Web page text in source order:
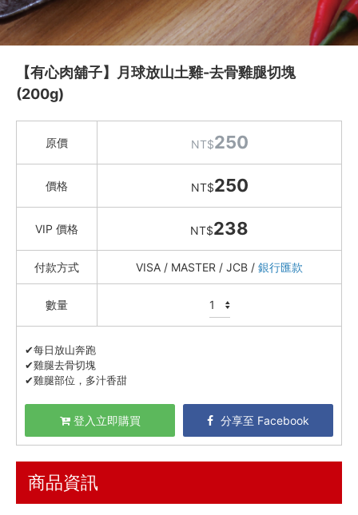
久原本家 茅乃舎
冬鄉小廚
Green&Safe 火鍋高湯 / 火鍋料
湯品鍋物
卡馬龍 白晶蝦 / 烏魚子鴨胸
約克街肉鋪
礦泉水 / 氣泡水
喫茶喝咖啡 / 飲料
農產 / 乾貨
油鹽醬醋
頂級美食
餐廚好朋友
🇯🇵 日本專區
最新飯團
【有心肉舖子】月球放山土雞-去骨雞腿切塊
(200g)
原價 NT$250
價格 NT$250
VIP 價格 NT$238
付款方式 VISA / MASTER / JCB / 銀行匯款
數量
✔每日放山奔跑
✔雞腿去骨切塊
✔雞腿部位，多汁香甜
登入立即購買 分享至 Facebook
商品資訊